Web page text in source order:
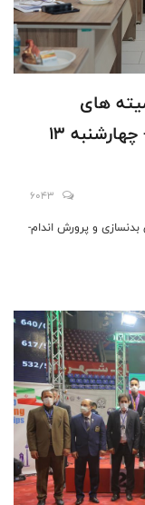
های
فدراسیون بدنسازی و پرورش اندام- چهارشنبه 13
6043
و پرورش اندام-